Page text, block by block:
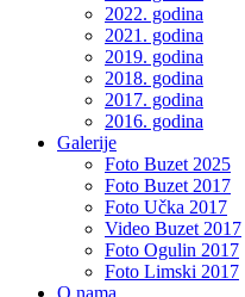
2022. godina
2021. godina
2019. godina
2018. godina
2017. godina
2016. godina
Galerije
Foto Buzet 2025
Foto Buzet 2017
Foto Učka 2017
Video Buzet 2017
Foto Ogulin 2017
Foto Limski 2017
O nama